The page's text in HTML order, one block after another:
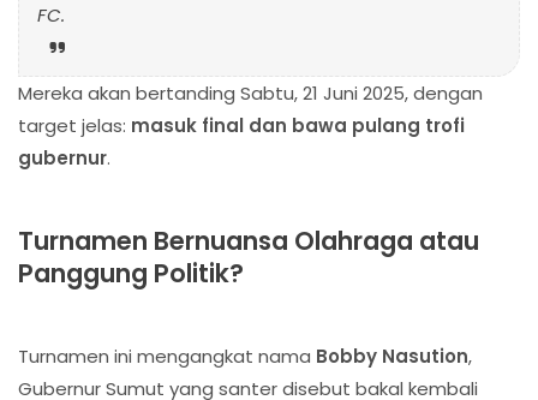
FC.
Mereka akan bertanding Sabtu, 21 Juni 2025, dengan
target jelas: masuk final dan bawa pulang trofi
gubernur.
Turnamen Bernuansa Olahraga atau
Panggung Politik?
Turnamen ini mengangkat nama Bobby Nasution,
Gubernur Sumut yang santer disebut bakal kembali